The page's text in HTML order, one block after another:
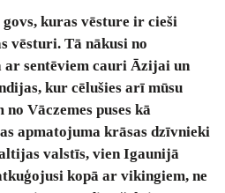
kuras vēsture ir cieši
vēsturi. Tā nākusi no
ar sentēviem cauri Āzijai un
kur cēlušies arī mūsu
Vāczemes puses kā
apmatojuma krāsas dzīvnieki
valstīs, vien Igaunijā
kopā ar vikingiem, ne